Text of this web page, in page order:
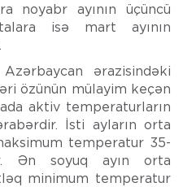
noyabr ayının üçüncü
isə mart ayının
ərazisindəki
özünün mülayim keçən
aktiv temperaturların
İsti ayların orta
temperatur 35-
Ən soyuq ayın orta
minimum temperatur